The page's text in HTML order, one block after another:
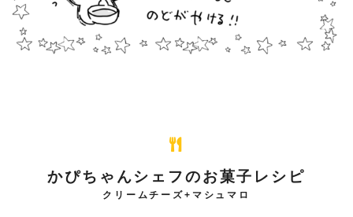
かぴちゃんシェフのお菓子レシピ
クリームチーズ+マシュマロ